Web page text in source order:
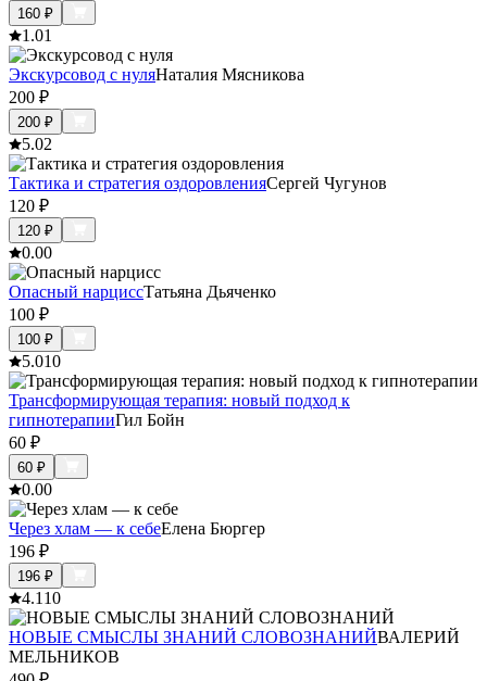
160 ₽
1.01
Экскурсовод с нуляНаталия Мясникова
200 ₽
200 ₽
5.02
Тактика и стратегия оздоровленияСергей Чугунов
120 ₽
120 ₽
0.00
Опасный нарциссTатьяна Дьяченко
100 ₽
100 ₽
5.010
Трансформирующая терапия: новый подход к
гипнотерапииГил Бойн
60 ₽
60 ₽
0.00
Через хлам — к себеЕлена Бюргер
196 ₽
196 ₽
4.1 10
НОВЫE СМЫСЛЫ ЗНАНИЙ СЛОВОЗНАНИЙВАЛЕРИЙ
МЕЛЬНИКОВ